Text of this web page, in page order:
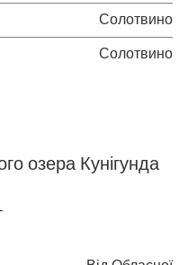
Солотвино
Солотвино
озера Кунігунда